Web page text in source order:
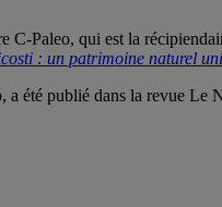
Paleo, qui est la
: un patrimoine naturel
été publié dans la revue Le